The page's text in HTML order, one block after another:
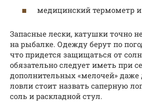
медицинский термометр
Запасные лески, катушки точно
на рыбалке. Одежду берут по
что придется защищаться от
обязательно следует иметь при
дополнительных «мелочей» даже
ловли стоит назвать саперную
соль и раскладной стул.